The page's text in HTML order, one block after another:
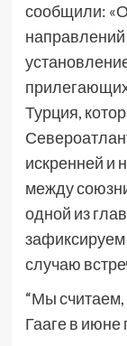
сообщили:
направлений
Турция,
искренней и
между
одной из
зафиксируем
случаю
“Мы считаем,
Гааге в июне